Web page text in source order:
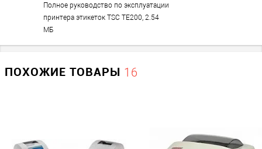
Дополнительно
127
Прочие
Полное руководство по эксплуатации
принтера этикеток TSC TE200, 2.54
МБ
ПОХОЖИЕ ТОВАРЫ 16